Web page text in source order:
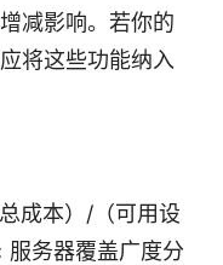
减影响。若你的
将这些功能纳入
成本）/（可用设
务器覆盖广度分